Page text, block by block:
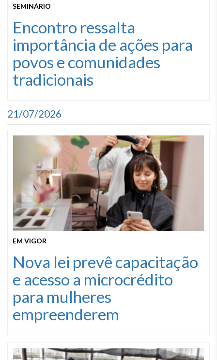
SEMINÁRIO
Encontro ressalta
importância de ações para
povos e comunidades
tradicionais
21/07/2026
EM VIGOR
Nova lei prevê capacitação
e acesso a microcrédito
para mulheres
empreenderem